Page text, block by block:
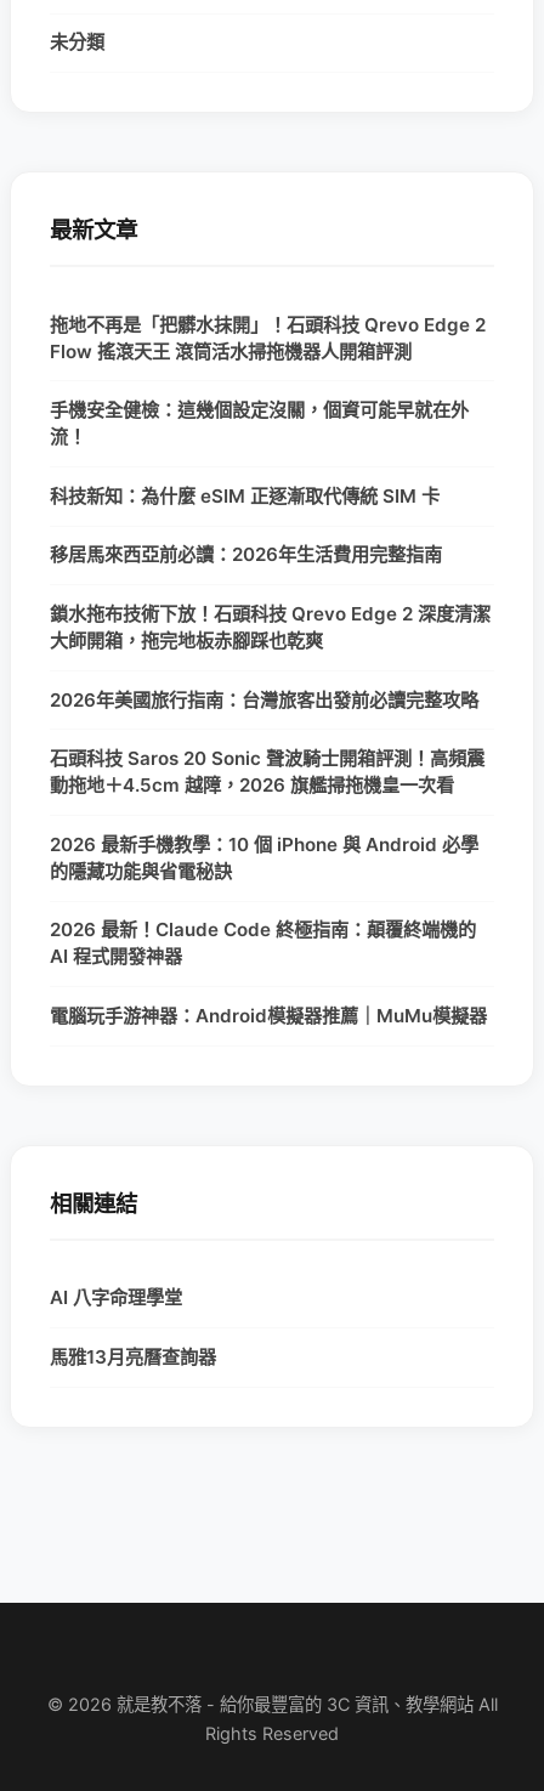
未分類
最新文章
拖地不再是「把髒水抹開」！石頭科技 Qrevo Edge 2
Flow 搖滾天王 滾筒活水掃拖機器人開箱評測
手機安全健檢：這幾個設定沒關，個資可能早就在外
流！
科技新知：為什麼 eSIM 正逐漸取代傳統 SIM 卡
移居馬來西亞前必讀：2026年生活費用完整指南
鎖水拖布技術下放！石頭科技 Qrevo Edge 2 深度清潔
大師開箱，拖完地板赤腳踩也乾爽
2026年美國旅行指南：台灣旅客出發前必讀完整攻略
石頭科技 Saros 20 Sonic 聲波騎士開箱評測！高頻震
動拖地＋4.5cm 越障，2026 旗艦掃拖機皇一次看
2026 最新手機教學：10 個 iPhone 與 Android 必學
的隱藏功能與省電秘訣
2026 最新！Claude Code 終極指南：顛覆終端機的
AI 程式開發神器
電腦玩手游神器：Android模擬器推薦｜MuMu模擬器
相關連結
AI 八字命理學堂
馬雅13月亮曆查詢器
© 2026 就是教不落 - 給你最豐富的 3C 資訊、教學網站 All
Rights Reserved